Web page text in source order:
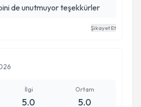
de unutmuyor teşekkürler
Şikayet Et
İlgi
5.0
Ortam
5.0